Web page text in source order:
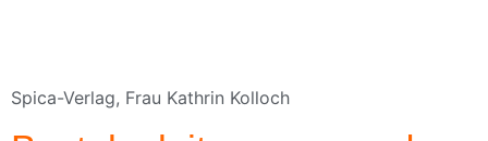
Spica-Verlag, Frau Kathrin Kolloch